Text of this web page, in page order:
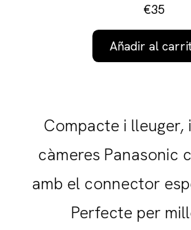
€35
Añadir al
Compacte i lleuger,
càmeres Panasonic
amb el connector
Perfecte per